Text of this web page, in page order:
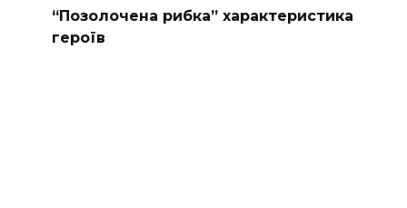
“Позолочена рибка” характеристика
героїв